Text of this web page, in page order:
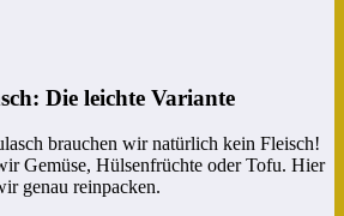
Die leichte Variante
brauchen wir natürlich kein Fleisch!
Gemüse, Hülsenfrüchte oder Tofu. Hier
genau reinpacken.